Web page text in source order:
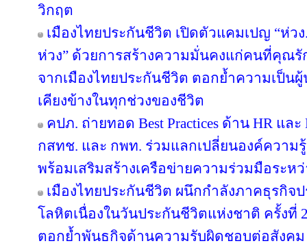
วิกฤต
เมืองไทยประกันชีวิต เปิดตัวแคมเปญ “ห่ว
ห่วง” ด้วยการสร้างความมั่นคงแก่คนที่คุณรั
จากเมืองไทยประกันชีวิต ตอกย้ำความเป็น
เคียงข้างในทุกช่วงของชีวิต
คปภ. ถ่ายทอด Best Practices ด้าน HR แล
กสทช. และ กพท. ร่วมแลกเปลี่ยนองค์ความ
พร้อมเสริมสร้างเครือข่ายความร่วมมือระห
เมืองไทยประกันชีวิต ผนึกกำลังภาคธุรกิจ
โลหิตเนื่องในวันประกันชีวิตแห่งชาติ ครั้งที่
ตอกย้ำพันธกิจด้านความรับผิดชอบต่อสังคม